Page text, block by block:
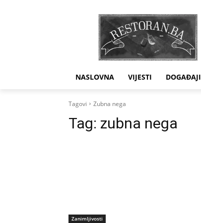
NASLOVNA VIJESTI DOGAĐAJI
Tagovi Zubna nega
Tag: zubna nega
Zanimljivosti